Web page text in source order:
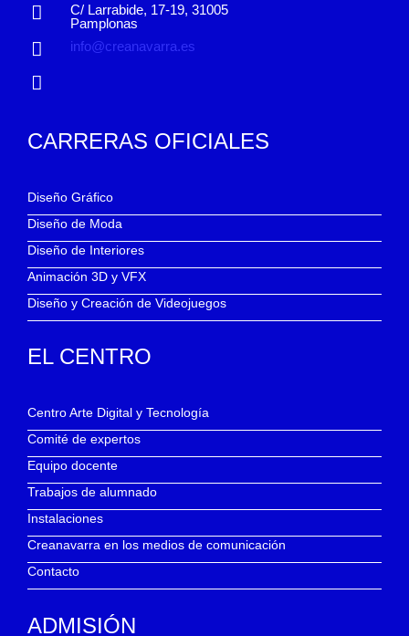
C/ Larrabide, 17-19, 31005
Pamplonas
info@creanavarra.es
CARRERAS OFICIALES
Diseño Gráfico
Diseño de Moda
Diseño de Interiores
Animación 3D y VFX
Diseño y Creación de Videojuegos
EL CENTRO
Centro Arte Digital y Tecnología
Comité de expertos
Equipo docente
Trabajos de alumnado
Instalaciones
Creanavarra en los medios de comunicación
Contacto
ADMISIÓN